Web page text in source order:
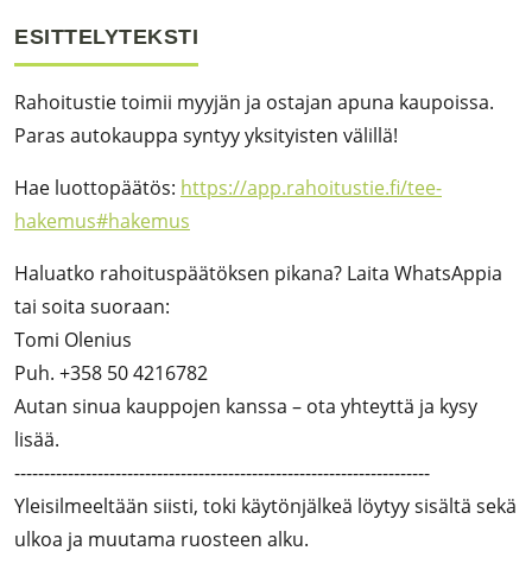
ESITTELYTEKSTI
Rahoitustie toimii myyjän ja ostajan apuna kaupoissa.
Paras autokauppa syntyy yksityisten välillä!
Hae luottopäätös: https://app.rahoitustie.fi/tee-
hakemus#hakemus
Haluatko rahoituspäätöksen pikana? Laita WhatsAppia
tai soita suoraan:
Tomi Olenius
Puh. +358 50 4216782
Autan sinua kauppojen kanssa – ota yhteyttä ja kysy
lisää.
----------------------------------------------------------------------
Yleisilmeeltään siisti, toki käytönjälkeä löytyy sisältä sekä
ulkoa ja muutama ruosteen alku.